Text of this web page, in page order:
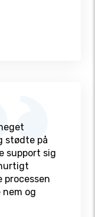
stødte på
support sig
processen
og